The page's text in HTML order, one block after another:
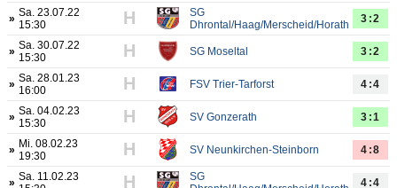
» Sa. 23.07.22
15:30
H
SG
Dhrontal/Haag/Merscheid/Horath
3:2
» Sa. 30.07.22
15:30
H SG Moseltal 3:2
» Sa. 28.01.23
16:00
H FSV Trier-Tarforst 4:4
» Sa. 04.02.23
15:30
H SV Gonzerath 3:1
» Mi. 08.02.23
19:30
H SV Neunkirchen-Steinborn 4:8
» Sa. 11.02.23
H
SG
4:4